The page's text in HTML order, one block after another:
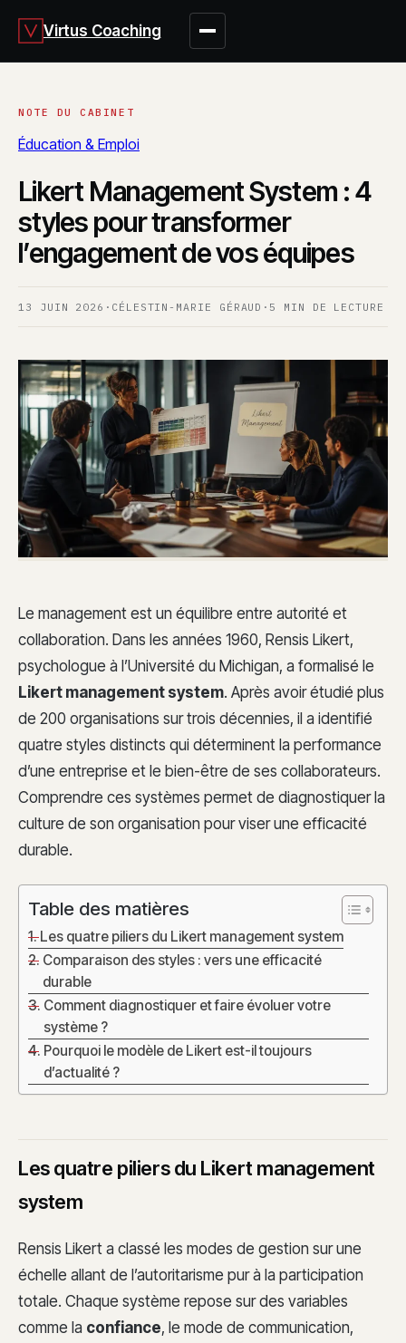
Virtus Coaching
Éducation & Emploi
Likert Management System : 4
styles pour transformer
l’engagement de vos équipes
13 JUIN 2026 · CÉLESTIN-MARIE GÉRAUD · 5 MIN DE LECTURE
Le management est un équilibre entre autorité et
collaboration. Dans les années 1960, Rensis Likert,
psychologue à l’Université du Michigan, a formalisé le
Likert management system. Après avoir étudié plus
de 200 organisations sur trois décennies, il a identifié
quatre styles distincts qui déterminent la performance
d’une entreprise et le bien-être de ses collaborateurs.
Comprendre ces systèmes permet de diagnostiquer la
culture de son organisation pour viser une efficacité
durable.
Table des matières
Les quatre piliers du Likert management system
Comparaison des styles : vers une efficacité
durable
Comment diagnostiquer et faire évoluer votre
système ?
Pourquoi le modèle de Likert est-il toujours
d’actualité ?
Les quatre piliers du Likert management
system
Rensis Likert a classé les modes de gestion sur une
échelle allant de l’autoritarisme pur à la participation
totale. Chaque système repose sur des variables
comme la confiance, le mode de communication,